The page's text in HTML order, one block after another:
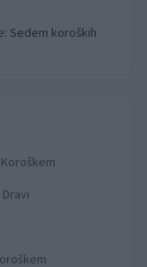
Sedem koroških